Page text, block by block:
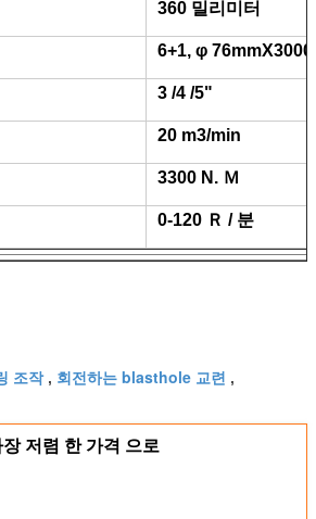
360 밀리미터
6+1, φ
3 /4 /5"
20 m3/min
3300 N. Ｍ
0-120 Ｒ / 분